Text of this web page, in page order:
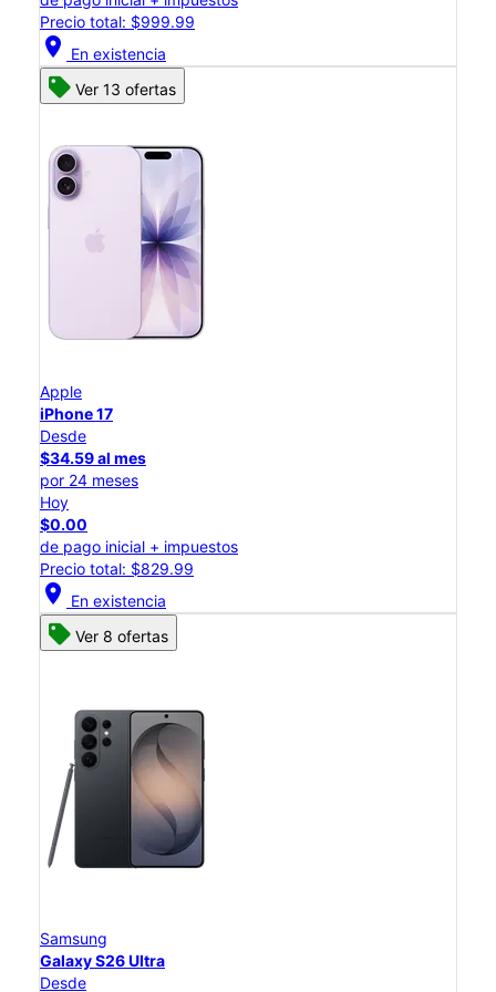
Precio total: $999.99
location_on En existencia
Ver 13 ofertas
Apple
iPhone 17
Desde
$34.59 al mes
por 24 meses
Hoy
$0.00
de pago inicial + impuestos
Precio total: $829.99
location_on En existencia
Ver 8 ofertas
Samsung
Galaxy S26 Ultra
Desde